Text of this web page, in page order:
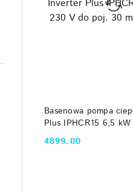
Basenowa pompa
Plus IPHCR15 6,5
poj. 30 m3 Fairland
Cena:
4899.00
DO